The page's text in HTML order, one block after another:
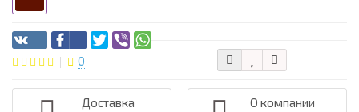
0
Доставка О компании